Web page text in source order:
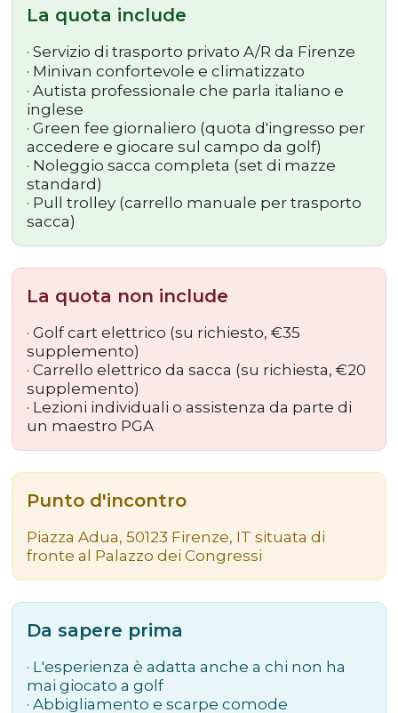
La quota include
· Servizio di trasporto privato A/R da Firenze
· Minivan confortevole e climatizzato
· Autista professionale che parla italiano e
inglese
· Green fee giornaliero (quota d'ingresso per
accedere e giocare sul campo da golf)
· Noleggio sacca completa (set di mazze
standard)
· Pull trolley (carrello manuale per trasporto
sacca)
La quota non include
· Golf cart elettrico (su richiesto, €35
supplemento)
· Carrello elettrico da sacca (su richiesta, €20
supplemento)
· Lezioni individuali o assistenza da parte di
un maestro PGA
Punto d'incontro
Piazza Adua, 50123 Firenze, IT situata di
fronte al Palazzo dei Congressi
Da sapere prima
· L'esperienza è adatta anche a chi non ha
mai giocato a golf
· Abbigliamento e scarpe comode